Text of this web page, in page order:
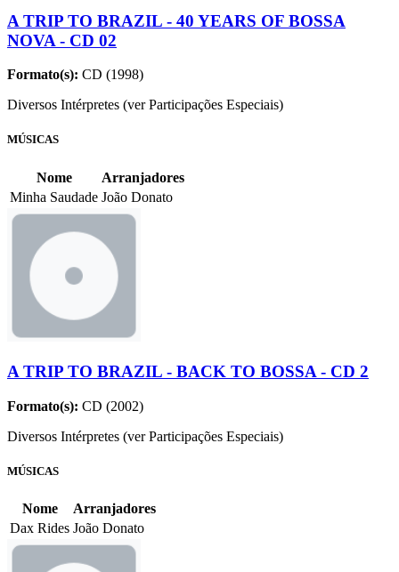
A TRIP TO BRAZIL - 40 YEARS OF BOSSA
NOVA - CD 02
Formato(s): CD (1998)
Diversos Intérpretes (ver Participações Especiais)
MÚSICAS
Nome
Arranjadores
Minha Saudade João Donato
A TRIP TO BRAZIL - BACK TO BOSSA - CD 2
Formato(s): CD (2002)
Diversos Intérpretes (ver Participações Especiais)
MÚSICAS
Nome
Arranjadores
Dax Rides João Donato